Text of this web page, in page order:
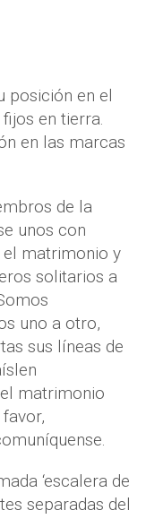
posición en el
en tierra.
en las marcas
de la
unos con
el matrimonio y
solitarios a
uno a otro,
sus líneas de
matrimonio
‘escalera de
separadas del